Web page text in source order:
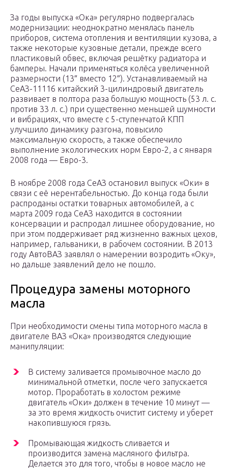
За годы выпуска «Ока» регулярно подвергалась
модернизации: неоднократно менялась панель
приборов, система отопления и вентиляции кузова, а
также некоторые кузовные детали, прежде всего
пластиковый обвес, включая решётку радиатора и
бамперы. Начали применяться колёса увеличенной
размерности (13″ вместо 12″). Устанавливаемый на
СеАЗ-11116 китайский 3-цилиндровый двигатель
развивает в полтора раза большую мощность (53 л. с.
против 33 л. с.) при существенно меньшей шумности
и вибрациях, что вместе с 5-ступенчатой КПП
улучшило динамику разгона, повысило
максимальную скорость, а также обеспечило
выполнение экологических норм Евро-2, а с января
2008 года — Евро-3.
В ноябре 2008 года СеАЗ остановил выпуск «Оки» в
связи с её нерентабельностью. До конца года были
распроданы остатки товарных автомобилей, а с
марта 2009 года СеАЗ находится в состоянии
консервации и распродал лишнее оборудование, но
при этом поддерживает ряд жизненно важных цехов,
например, гальваники, в рабочем состоянии. В 2013
году АвтоВАЗ заявлял о намерении возродить «Оку»,
но дальше заявлений дело не пошло.
Процедура замены моторного
масла
При необходимости смены типа моторного масла в
двигателе ВАЗ «Ока» производятся следующие
манипуляции:
В систему заливается промывочное масло до
минимальной отметки, после чего запускается
мотор. Проработать в холостом режиме
двигатель «Оки» должен в течение 10 минут —
за это время жидкость очистит систему и уберет
накопившуюся грязь.
Промывающая жидкость сливается и
производится замена масляного фильтра.
Делается это для того, чтобы в новое масло не